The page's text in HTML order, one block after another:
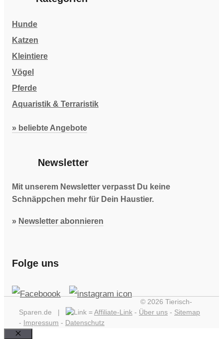
Hunde
Katzen
Kleintiere
Vögel
Pferde
Aquaristik & Terraristik
» beliebte Angebote
Newsletter
Mit unserem Newsletter verpasst Du keine
Schnäppchen mehr für Dein Haustier.
» Newsletter abonnieren
Folge uns
© 2026 Tierisch-
Sparen.de |
=Affiliate-Link - Über uns - Sitemap
- Impressum - Datenschutz